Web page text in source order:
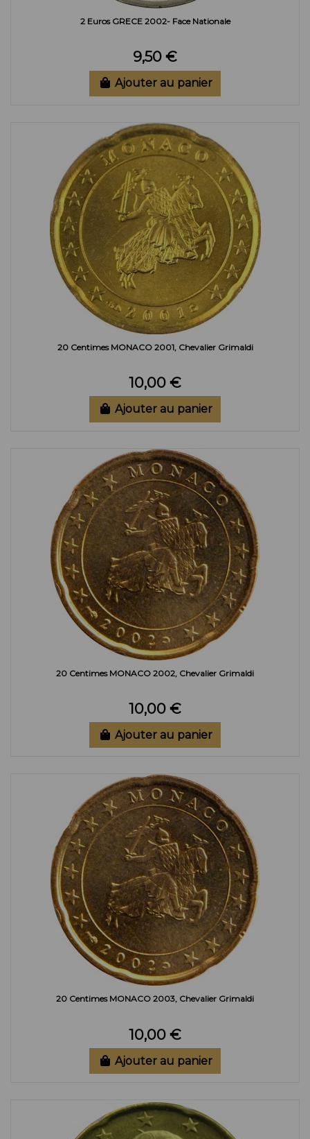
2 Euros GRECE 2002- Face Nationale
9,50 €
Ajouter au panier
20 Centimes MONACO 2001, Chevalier Grimaldi
10,00 €
Ajouter au panier
20 Centimes MONACO 2002, Chevalier Grimaldi
10,00 €
Ajouter au panier
20 Centimes MONACO 2003, Chevalier Grimaldi
10,00 €
Ajouter au panier